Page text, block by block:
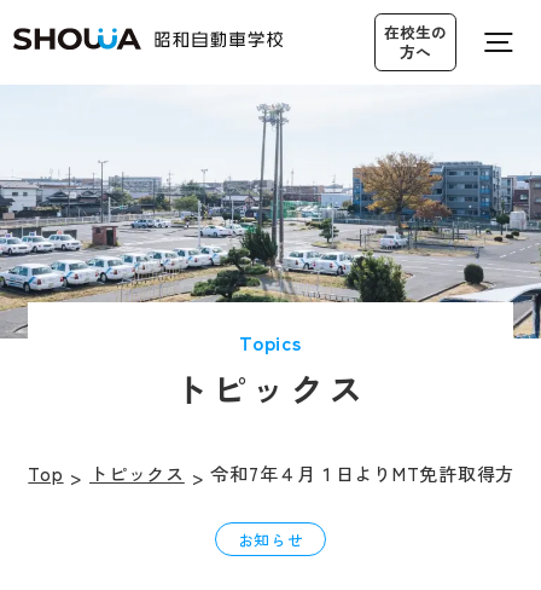
無料送迎バス アクセス 営業カレンダー
仮入校申し込み
在校生の
方へ
Topics
トピックス
Top トピックス 令和7年４月１日よりMT免許取得方
お知らせ